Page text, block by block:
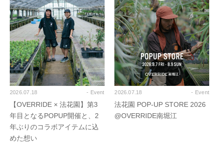
2026.07.18 - Event
【OVERRIDE × 法花園】第3
年目となるPOPUP開催と、2
年ぶりのコラボアイテムに込
めた想い
2026.07.18 - Event
法花園 POP-UP STORE 2026
@OVERRIDE南堀江